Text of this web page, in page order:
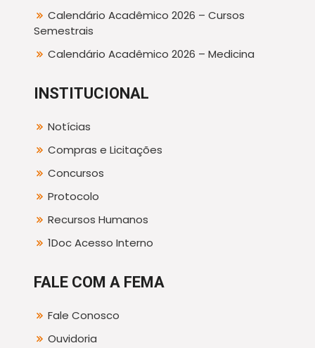
Calendário Acadêmico 2026 – Cursos
Semestrais
Calendário Acadêmico 2026 – Medicina
INSTITUCIONAL
Notícias
Compras e Licitações
Concursos
Protocolo
Recursos Humanos
1Doc Acesso Interno
FALE COM A FEMA
Fale Conosco
Ouvidoria